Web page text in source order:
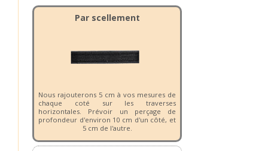
Par scellement
Nous rajouterons 5 cm à vos mesures de
chaque coté sur les traverses
horizontales. Prévoir un perçage de
profondeur d'environ 10 cm d'un côté, et
5 cm de l'autre.